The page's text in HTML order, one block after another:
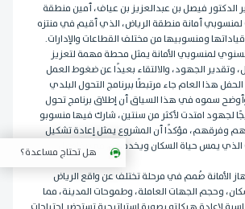
الدكتور فيصل بن عبدالعزيز بن عياف، أمين منطقة
لمنسوبي أمانة منطقة الرياض، الذي أقيم في منتزه
ومنسوبيها من مختلف القطاعات والإدارات.
لمنسوبي الأمانة يمثل محطة مهمة لتعزيز
وتقدير الجهود، والالتقاء بعيدًا عن ضغوط العمل
هذا العام جاء مرتبطًا ببرنامج التحول البلدي
سموه في هذا السياق أن إطلاق برنامج تحول
لجهود امتدت لأكثر من سنتين، شارك فيها منسوبو
وفرقهم، مؤكدًا أن المشروع يمثل إعادة تشكيل
الذي يمس حياة السكان ويخدمهم في تفاصيل
الأمانة صُمم في مرحلة تختلف عن واقع الرياض
وحجم الجهات العاملة، وطموحات المدينة، مما
هل تحتاج مساعدة؟